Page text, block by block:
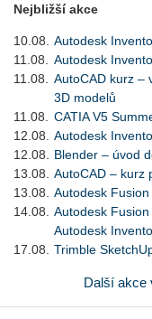
Nejbližší akce
10.08.
Autodesk
11.08.
Autodesk
11.08.
AutoCAD kurz –
3D modelů
11.08.
CATIA V5
12.08.
Autodesk
12.08.
Blender – úvod
13.08.
AutoCAD – kurz
13.08.
Autodesk
14.08.
Autodesk
Autodesk
17.08.
Trimble
Další akce